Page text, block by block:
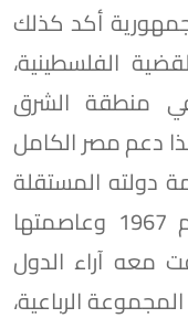
أكد كذلك
الفلسطينية،
في منطقة الشرق
دعم مصر الكامل
دولته المستقلة
على حدود الرابع من يونيو لعام 1967 وعاصمتها
معه آراء الدول
الرباعية،